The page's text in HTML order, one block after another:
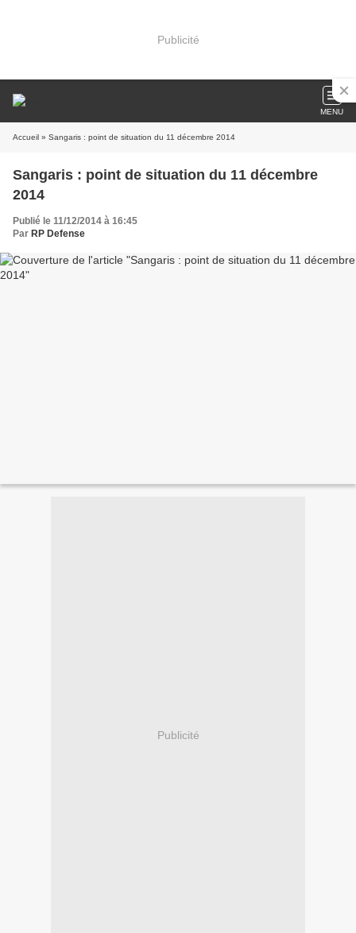
Publicité
MENU
Accueil » Sangaris : point de situation du 11 décembre 2014
Sangaris : point de situation du 11 décembre
2014
Publié le 11/12/2014 à 16:45
Par RP Defense
Publicité